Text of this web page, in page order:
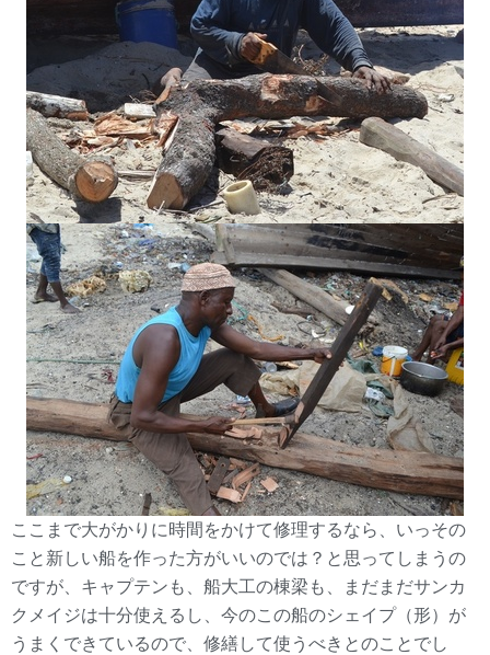
ここまで大がかりに時間をかけて修理するなら、いっその
こと新しい船を作った方がいいのでは？と思ってしまうの
ですが、キャプテンも、船大工の棟梁も、まだまだサンカ
クメイジは十分使えるし、今のこの船のシェイプ（形）が
うまくできているので、修繕して使うべきとのことでし